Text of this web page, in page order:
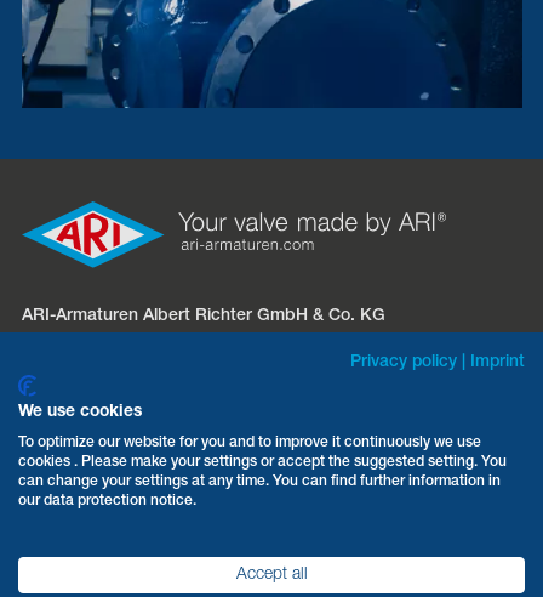
ARI-Armaturen Albert Richter GmbH & Co. KG
D-33758 Schloß Holte-Stukenbrock
Telefon:+49 5207 994-0
Fax: +49 5207 994-297 / -298
E-Mail: info.vertrieb@ari-armaturen.com
AGB Datenschutz Impressum
Privacy policy Imprint
We use cookies
To optimize our website for you and to improve it continuously we use
cookies . Please make your settings or accept the suggested setting. You
can change your settings at any time. You can find further information in
our data protection notice.
Accept all